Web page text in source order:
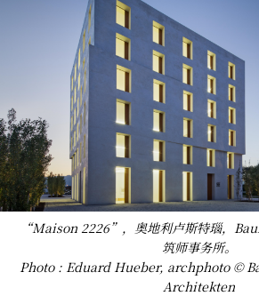
“Maison 2226”，奥地利卢斯特瑙，
筑师事务所。
Photo : Eduard Hueber, archphoto ©
Architekten